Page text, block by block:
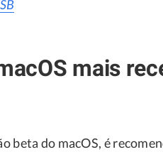
mais
beta do macOS, é